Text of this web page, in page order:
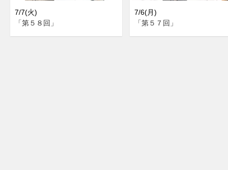
7/7(火)
「第５８回」
7/6(月)
「第５７回」